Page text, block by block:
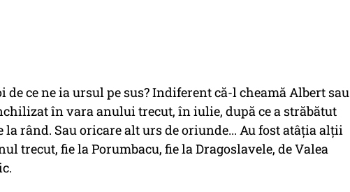
de ce ne ia ursul pe sus? Indiferent că-l cheamă Albert sau
în vara anului trecut, în iulie, după ce a străbătut
rând. Sau oricare alt urs de oriunde... Au fost atâția alții
trecut, fie la Porumbacu, fie la Dragoslavele, de Valea